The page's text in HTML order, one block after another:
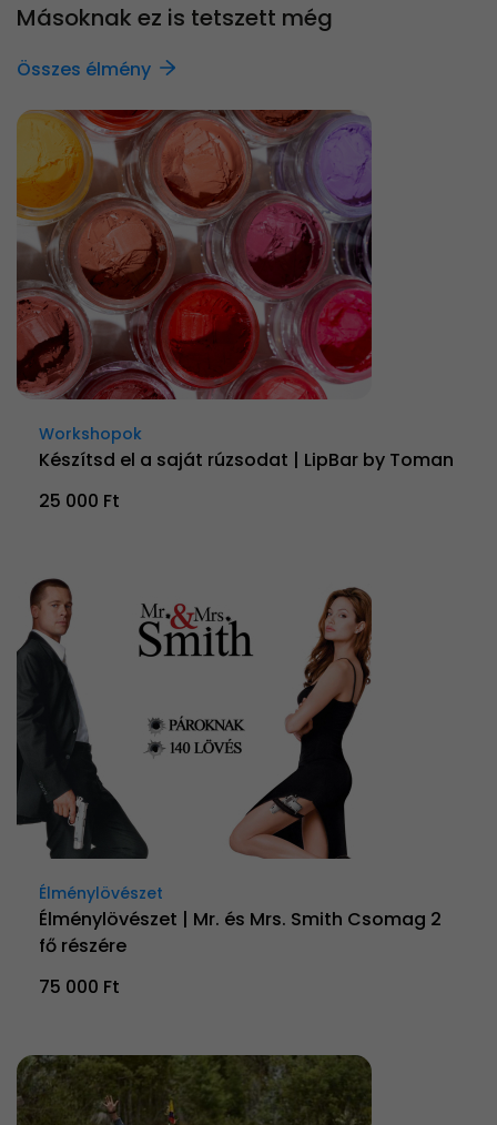
Másoknak ez is tetszett még
Összes élmény
Workshopok
Készítsd el a saját rúzsodat | LipBar by Toman
25 000 Ft
Élménylövészet
Élménylövészet | Mr. és Mrs. Smith Csomag 2
fő részére
75 000 Ft